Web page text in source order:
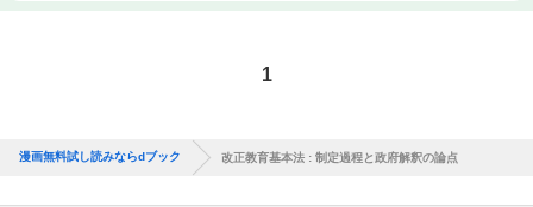
1
漫画無料試し読みならdブック 改正教育基本法 : 制定過程と政府解釈の論点